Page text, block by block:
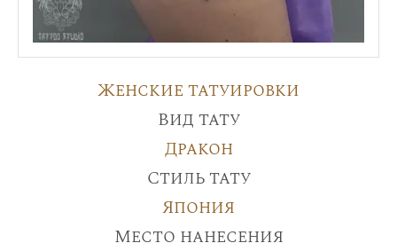
Женские татуировки
Вид тату
Дракон
Стиль тату
Япония
Место нанесения